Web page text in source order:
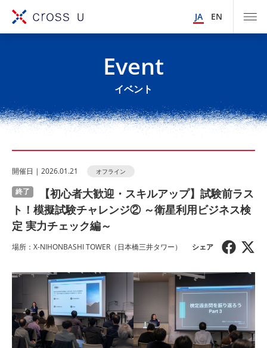
JA EN
Event
イベント
開催⽇ | 2026.01.21 オフライン
終了
【初心者大歓迎・スキルアップ】試験前ラス
ト！模擬試験チャレンジ② ～衛星利用ビジネス検
定 実力チェック編～
場所：X-NIHONBASHI TOWER（日本橋三井タワー）